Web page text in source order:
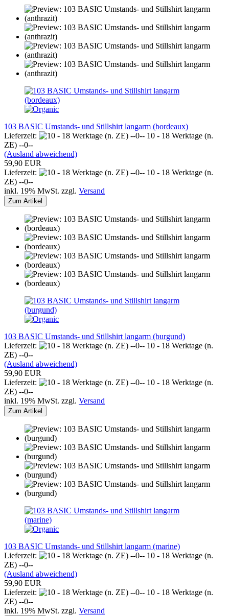
103 BASIC Umstands- und Stillshirt langarm (bordeaux)
Lieferzeit:
10 - 18 Werktage (n.
ZE) --0--
(Ausland abweichend)
59,90 EUR
Lieferzeit:
10 - 18 Werktage (n.
ZE) --0--
inkl. 19% MwSt. zzgl. Versand
Zum Artikel
103 BASIC Umstands- und Stillshirt langarm (burgund)
Lieferzeit:
10 - 18 Werktage (n.
ZE) --0--
(Ausland abweichend)
59,90 EUR
Lieferzeit:
10 - 18 Werktage (n.
ZE) --0--
inkl. 19% MwSt. zzgl. Versand
Zum Artikel
103 BASIC Umstands- und Stillshirt langarm (marine)
Lieferzeit:
10 - 18 Werktage (n.
ZE) --0--
(Ausland abweichend)
59,90 EUR
Lieferzeit:
10 - 18 Werktage (n.
ZE) --0--
inkl. 19% MwSt. zzgl. Versand